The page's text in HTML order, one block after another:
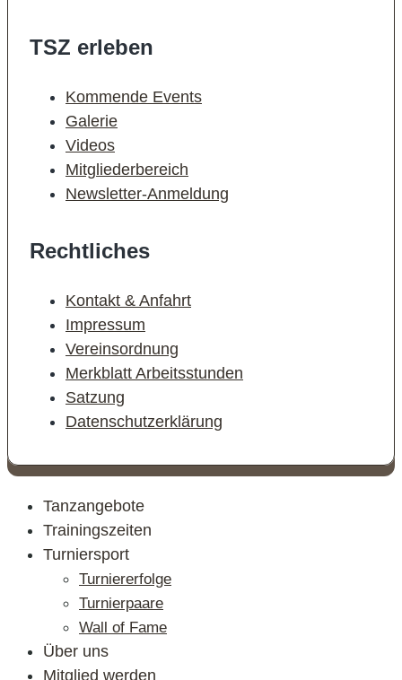
TSZ erleben
Kommende Events
Galerie
Videos
Mitgliederbereich
Newsletter-Anmeldung
Rechtliches
Kontakt & Anfahrt
Impressum
Vereinsordnung
Merkblatt Arbeitsstunden
Satzung
Datenschutzerklärung
Tanzangebote
Trainingszeiten
Turniersport
Turniererfolge
Turnierpaare
Wall of Fame
Über uns
Mitglied werden